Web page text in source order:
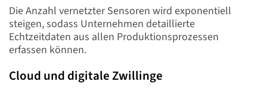
Die Anzahl vernetzter Sensoren wird exponentiell
steigen, sodass Unternehmen detaillierte
Echtzeitdaten aus allen Produktionsprozessen
erfassen können.
Cloud und digitale Zwillinge